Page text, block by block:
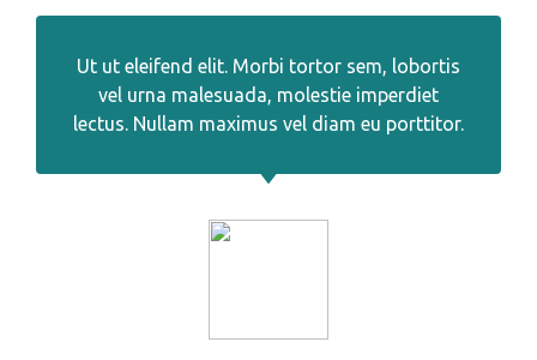
Ut ut eleifend elit. Morbi tortor sem, lobortis
vel urna malesuada, molestie imperdiet
lectus. Nullam maximus vel diam eu porttitor.